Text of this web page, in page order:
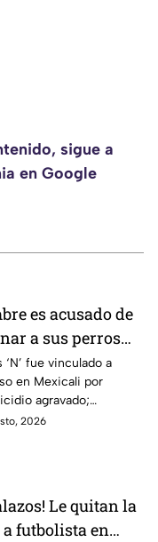
sigue a
en Google
es acusado de
a sus perros
a su hermana
en Mexicali; lo
por
‘N’ fue vinculado a
en Mexicali por
agravado;
señalan un
2026
Le quitan la
futbolista en